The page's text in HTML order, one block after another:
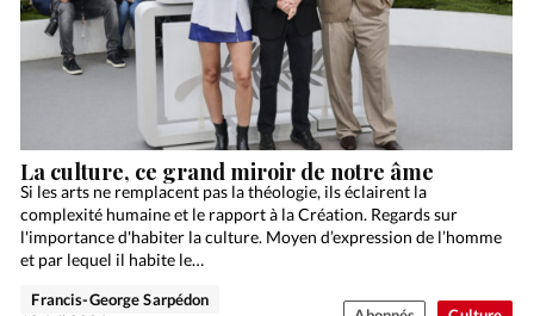
La culture, ce grand miroir de notre âme
Si les arts ne remplacent pas la théologie, ils éclairent la
complexité humaine et le rapport à la Création. Regards sur
l'importance d'habiter la culture. Moyen d’expression de l’homme
et par lequel il habite le…
Francis-George Sarpédon